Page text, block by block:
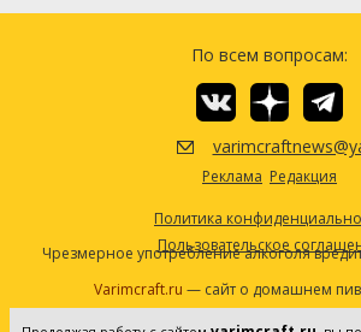
По всем вопросам:
Реклама Редакция
Политика
Пользовательское
Чрезмерное употребление алкоголя
Varimcraft.ru — сайт о домашнем
самогоноварении.